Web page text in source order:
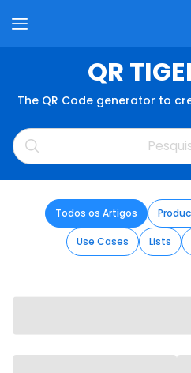
QR
The QR Code generator to
Todos os Artigos
Use Cases Lists